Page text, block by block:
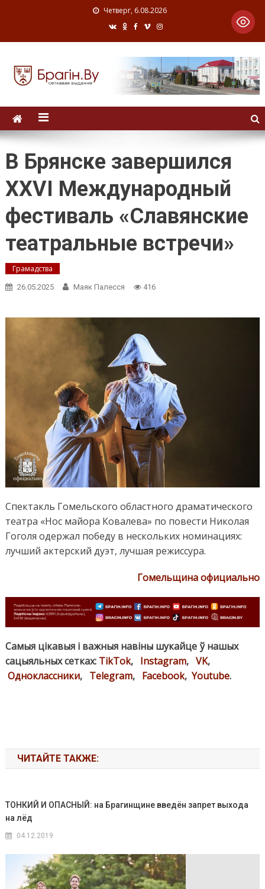
Четверг, 6.08.2026
В Брянске завершился
XXVI Международный
фестиваль «Славянские
театральные встречи»
Грамадства
26.05.2025 Маяк Палесся 416
Спектакль Гомельского областного драматического
театра «Нос майора Ковалева» по повести Николая
Гоголя одержал победу в нескольких номинациях:
лучший актерский дуэт, лучшая режиссура.
Гомельщина официально
Самыя цікавыя і важныя навіны шукайце ў нашых
сацыяльных сетках: TikTok, Instagram, VK,
Одноклассники, Telegram, Facebook, Youtube.
ЧИТАЙТЕ ТАКЖЕ:
ТОНКИЙ И ОПАСНЫЙ: на Брагинщине введён запрет выхода
на лёд
04.12.2019